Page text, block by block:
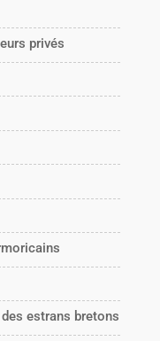
privés
estrans bretons